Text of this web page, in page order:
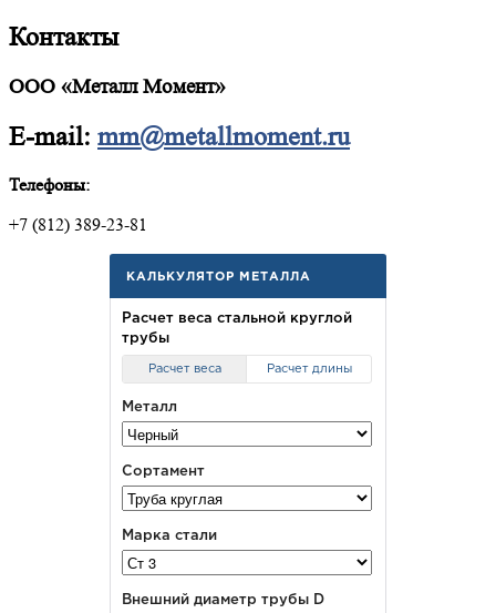
Контакты
ООО «Металл Момент»
E-mail: mm@metallmoment.ru
Телефоны:
+7 (812) 389-23-81